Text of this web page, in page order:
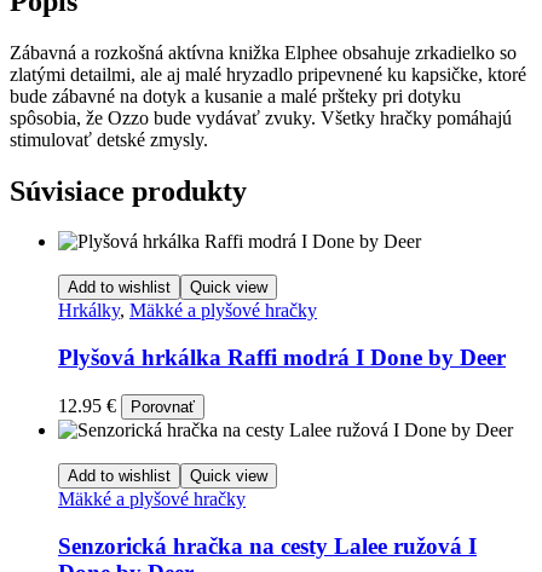
Zábavná a rozkošná aktívna knižka Elphee obsahuje zrkadielko so
zlatými detailmi, ale aj malé hryzadlo pripevnené ku kapsičke, ktoré
bude zábavné na dotyk a kusanie a malé pršteky pri dotyku
spôsobia, že Ozzo bude vydávať zvuky. Všetky hračky pomáhajú
stimulovať detské zmysly.
Súvisiace produkty
Add to wishlist Quick view
Hrkálky, Mäkké a plyšové hračky
Plyšová hrkálka Raffi modrá I Done by Deer
12.95 € Porovnať
Add to wishlist Quick view
Mäkké a plyšové hračky
Senzorická hračka na cesty Lalee ružová I